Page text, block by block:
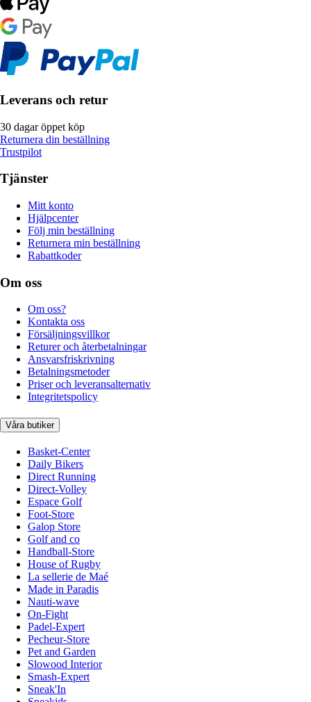
Leverans och retur
30 dagar öppet köp
Returnera din beställning
Trustpilot
Tjänster
Mitt konto
Hjälpcenter
Följ min beställning
Returnera min beställning
Rabattkoder
Om oss
Om oss?
Kontakta oss
Försäljningsvillkor
Returer och återbetalningar
Ansvarsfriskrivning
Betalningsmetoder
Priser och leveransalternativ
Integritetspolicy
Våra butiker
Basket-Center
Daily Bikers
Direct Running
Direct-Volley
Espace Golf
Foot-Store
Galop Store
Golf and co
Handball-Store
House of Rugby
La sellerie de Maé
Made in Paradis
Nauti-wave
On-Fight
Padel-Expert
Pecheur-Store
Pet and Garden
Slowood Interior
Smash-Expert
Sneak'In